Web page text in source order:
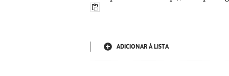
ADICIONAR À LISTA